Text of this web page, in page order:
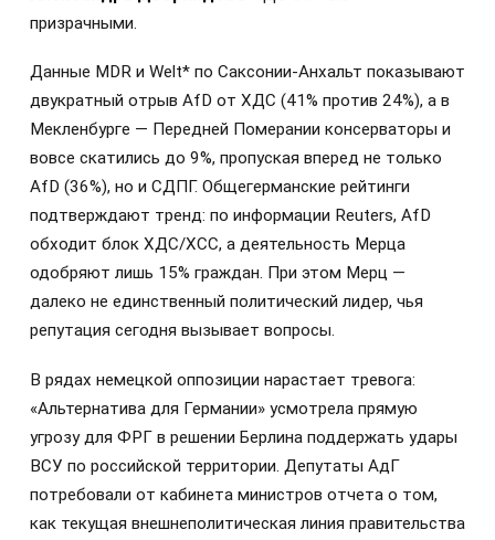
призрачными.
Данные MDR и Welt* по Саксонии-Анхальт показывают
двукратный отрыв AfD от ХДС (41% против 24%), а в
Мекленбурге — Передней Померании консерваторы и
вовсе скатились до 9%, пропуская вперед не только
AfD (36%), но и СДПГ. Общегерманские рейтинги
подтверждают тренд: по информации Reuters, AfD
обходит блок ХДС/ХСС, а деятельность Мерца
одобряют лишь 15% граждан. При этом Мерц —
далеко не единственный политический лидер, чья
репутация сегодня вызывает вопросы.
В рядах немецкой оппозиции нарастает тревога:
«Альтернатива для Германии» усмотрела прямую
угрозу для ФРГ в решении Берлина поддержать удары
ВСУ по российской территории. Депутаты АдГ
потребовали от кабинета министров отчета о том,
как текущая внешнеполитическая линия правительства